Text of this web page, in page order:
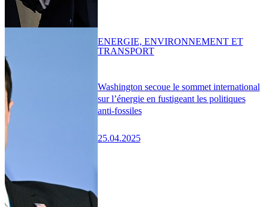
Washington secoue le sommet international
sur l’énergie en fustigeant les politiques
anti-fossiles
25.04.2025
ENERGIE, ENVIRONNEMENT ET
TRANSPORT